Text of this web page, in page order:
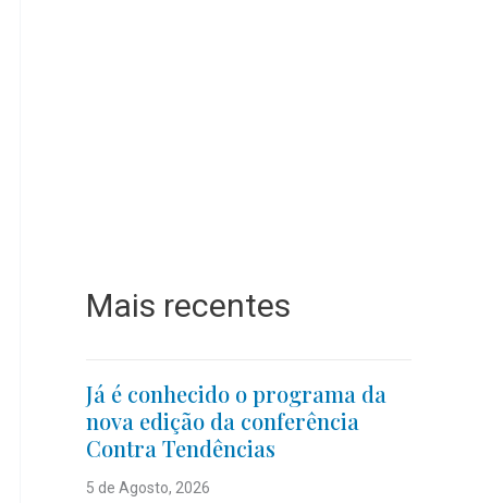
Mais recentes
Já é conhecido o programa da
nova edição da conferência
Contra Tendências
5 de Agosto, 2026